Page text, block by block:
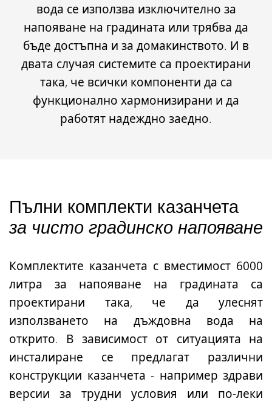
вода се използва изключително за
напояване на градината или трябва да
бъде достъпна и за домакинството. И в
двата случая системите са проектирани
така, че всички компоненти да са
функционално хармонизирани и да
работят надеждно заедно.
Пълни комплекти казанчета
за чисто градинско напояване
Комплектите казанчета с вместимост 6000
литра за напояване на градината са
проектирани така, че да улеснят
използването на дъждовна вода на
открито. В зависимост от ситуацията на
инсталиране се предлагат различни
конструкции казанчета - например здрави
версии за трудни условия или по-леки